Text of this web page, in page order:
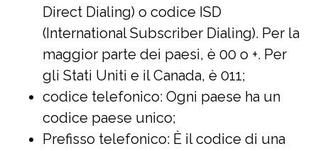
Direct Dialing) o codice ISD
(International Subscriber Dialing). Per la
maggior parte dei paesi, è 00 o +. Per
gli Stati Uniti e il Canada, è 011;
codice telefonico: Ogni paese ha un
codice paese unico;
Prefisso telefonico: È il codice di una